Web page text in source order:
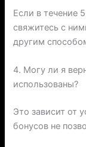
Если в течение
свяжитесь с
другим
4. Могу ли я
использованы?
Это зависит от
бонусов не